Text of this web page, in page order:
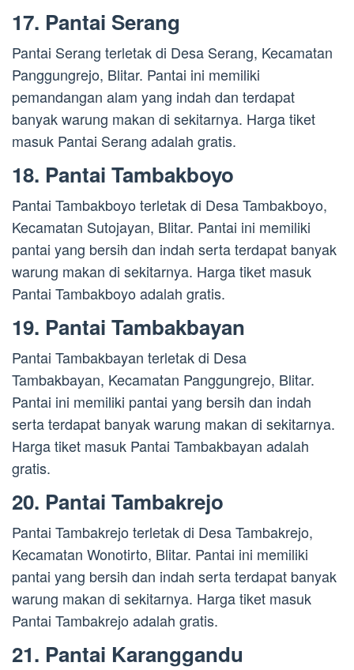
17. Pantai Serang
Pantai Serang terletak di Desa Serang, Kecamatan
Panggungrejo, Blitar. Pantai ini memiliki
pemandangan alam yang indah dan terdapat
banyak warung makan di sekitarnya. Harga tiket
masuk Pantai Serang adalah gratis.
18. Pantai Tambakboyo
Pantai Tambakboyo terletak di Desa Tambakboyo,
Kecamatan Sutojayan, Blitar. Pantai ini memiliki
pantai yang bersih dan indah serta terdapat banyak
warung makan di sekitarnya. Harga tiket masuk
Pantai Tambakboyo adalah gratis.
19. Pantai Tambakbayan
Pantai Tambakbayan terletak di Desa
Tambakbayan, Kecamatan Panggungrejo, Blitar.
Pantai ini memiliki pantai yang bersih dan indah
serta terdapat banyak warung makan di sekitarnya.
Harga tiket masuk Pantai Tambakbayan adalah
gratis.
20. Pantai Tambakrejo
Pantai Tambakrejo terletak di Desa Tambakrejo,
Kecamatan Wonotirto, Blitar. Pantai ini memiliki
pantai yang bersih dan indah serta terdapat banyak
warung makan di sekitarnya. Harga tiket masuk
Pantai Tambakrejo adalah gratis.
21. Pantai Karanggandu